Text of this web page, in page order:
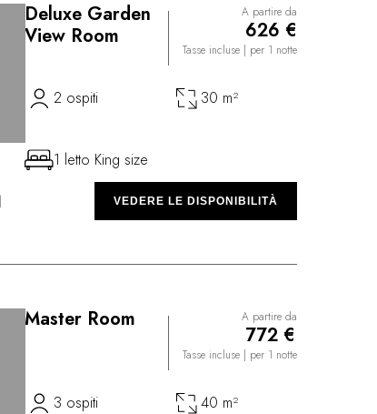
Deluxe Garden
View Room
A partire da
626 €
Tasse incluse | per 1 notte
2 ospiti 30 m²
1 letto King size
VEDERE LE DISPONIBILITÀ
Master Room A partire da
772 €
Tasse incluse | per 1 notte
3 ospiti 40 m²